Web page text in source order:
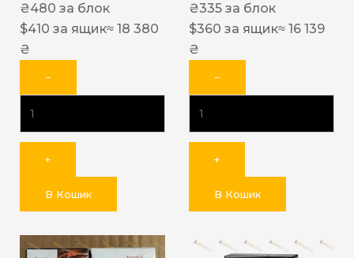
₴480 за блок
$410 за ящик≈ 18 380
₴
−
+
В Кошик
₴335 за блок
$360 за ящик≈ 16 139
₴
−
+
В Кошик